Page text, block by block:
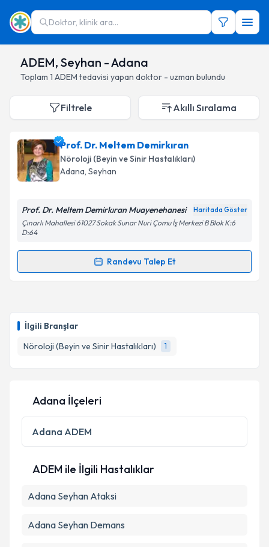
Doktor, klinik ara...
ADEM, Seyhan - Adana
Toplam 1 ADEM tedavisi yapan doktor - uzman bulundu
İlgili Branşlar
Nöroloji (Beyin ve Sinir Hastalıkları)
1
Filtrele Akıllı Sıralama
Prof. Dr. Meltem Demirkıran
Nöroloji (Beyin ve Sinir Hastalıkları)
Adana, Seyhan
Prof. Dr. Meltem Demirkıran Muayenehanesi Haritada Göster
Çınarlı Mahallesi 61027 Sokak Sunar Nuri Çomu İş Merkezi B Blok K:6
D:64
Randevu Talep Et
Randevu Takvimi Talebi
için bir takvim hazırlandığında e-posta ile
bilgilendireceğiz.
E-posta Adresiniz
Kişisel verilerimin işlenmesine ilişkin
Metni 'ni okudum ve kişisel verilerimin belirtilen
Adana İlçeleri
Adana ADEM
ADEM ile İlgili Hastalıklar
Adana Seyhan Ataksi
Adana Seyhan Demans